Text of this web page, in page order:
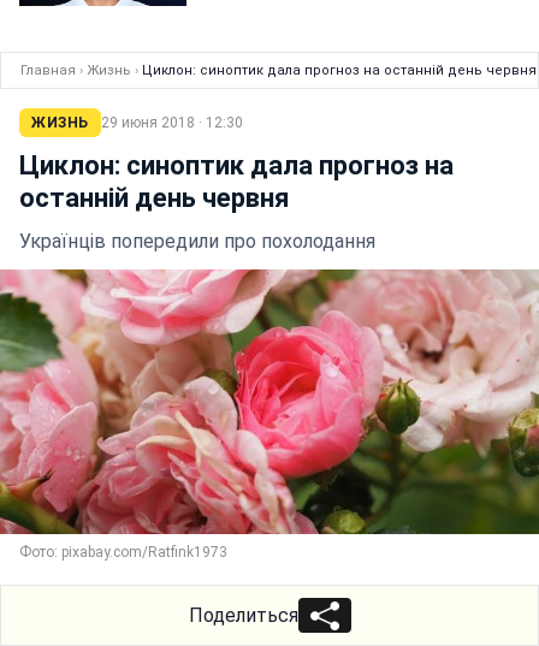
Главная › Жизнь › Циклон: синоптик дала прогноз на останній день червня
ЖИЗНЬ 29 июня 2018 · 12:30
Циклон: синоптик дала прогноз на
останній день червня
Українців попередили про похолодання
Фото: pixabay.com/Ratfink1973
Поделиться